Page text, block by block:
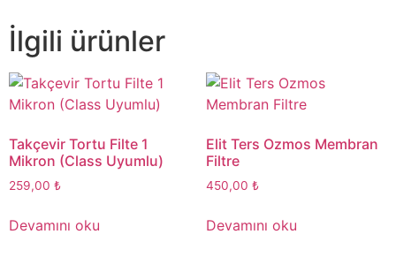
İlgili ürünler
Takçevir Tortu Filte 1
Mikron (Class Uyumlu)
259,00 ₺
Devamını oku
Elit Ters Ozmos Membran
Filtre
450,00 ₺
Devamını oku